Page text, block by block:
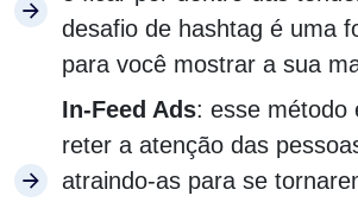
desafio de hashtag é uma
para você mostrar a sua
In-Feed Ads: esse método
reter a atenção das
atraindo-as para se